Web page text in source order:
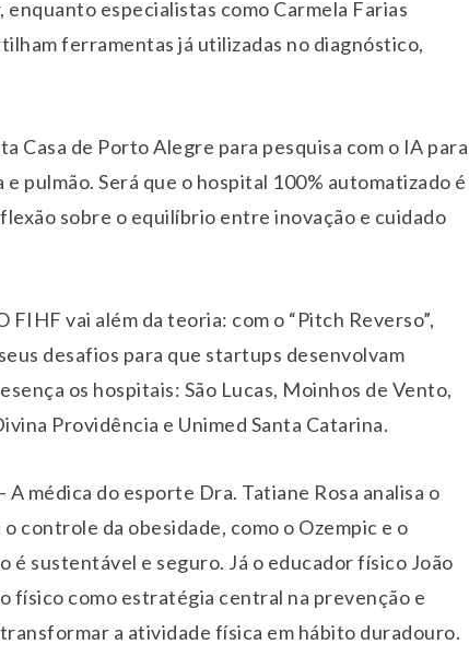
especialistas como Carmela Farias
ferramentas já utilizadas no diagnóstico,
Casa de Porto Alegre para pesquisa com o IA para
pulmão. Será que o hospital 100% automatizado é
sobre o equilíbrio entre inovação e cuidado
FIHF vai além da teoria: com o “Pitch Reverso”,
desafios para que startups desenvolvam
os hospitais: São Lucas, Moinhos de Vento,
Providência e Unimed Santa Catarina.
médica do esporte Dra. Tatiane Rosa analisa o
controle da obesidade, como o Ozempic e o
é sustentável e seguro. Já o educador físico João
físico como estratégia central na prevenção e
a atividade física em hábito duradouro.